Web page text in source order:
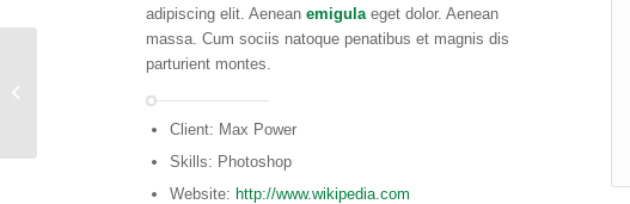
adipiscing elit. Aenean emigula eget dolor. Aenean
massa. Cum sociis natoque penatibus et magnis dis
parturient montes.
Client: Max Power
Skills: Photoshop
Website: http://www.wikipedia.com
Single Portfolio: Fullscreen Slider